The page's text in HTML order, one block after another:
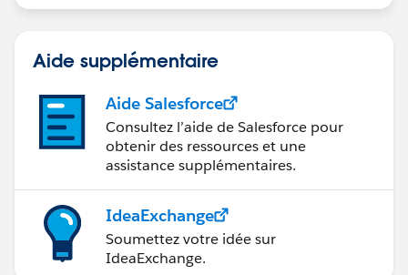
よろしくお願いいたします。
Aide supplémentaire
Aide Salesforce
Consultez l’aide de Salesforce pour
obtenir des ressources et une
assistance supplémentaires.
IdeaExchange
Soumettez votre idée sur
IdeaExchange.